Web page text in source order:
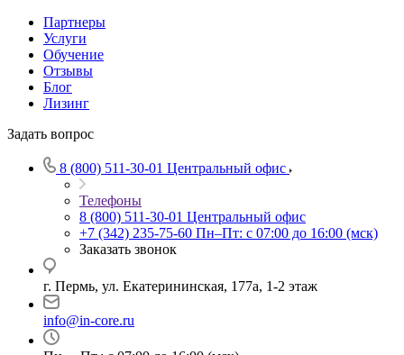
Партнеры
Услуги
Обучение
Отзывы
Блог
Лизинг
Задать вопрос
8 (800) 511-30-01 Центральный офис
Телефоны
8 (800) 511-30-01 Центральный офис
+7 (342) 235-75-60 Пн–Пт: с 07:00 до 16:00 (мск)
Заказать звонок
г. Пермь, ул. ​Екатерининская, 177а, ​1-2 этаж
info@in-core.ru